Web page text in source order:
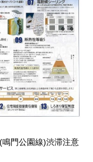
門公園線)渋滞注意